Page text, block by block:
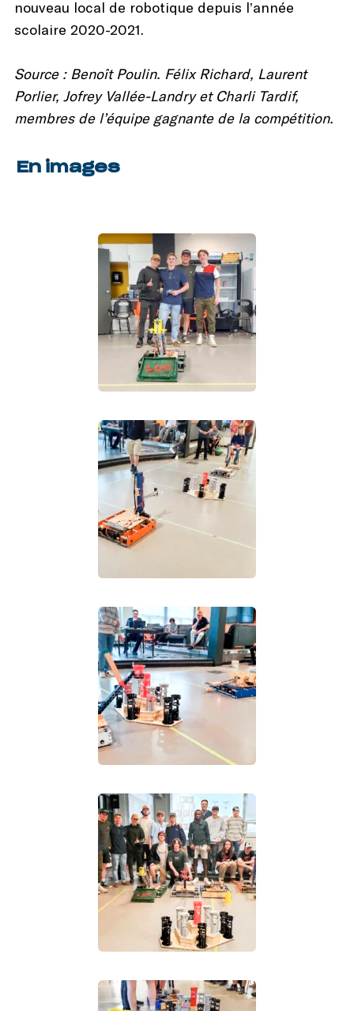
nouveau local de robotique depuis l’année
scolaire 2020-2021.
Source : Benoît Poulin. Félix Richard, Laurent
Porlier, Jofrey Vallée-Landry et Charli Tardif,
membres de l’équipe gagnante de la compétition.
En images